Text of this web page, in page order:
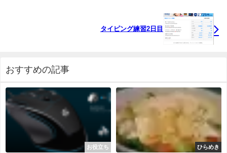
タイピング練習2日目
おすすめの記事
お役立ち ひらめき